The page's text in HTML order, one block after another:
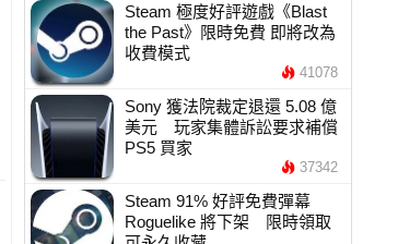
Steam 極度好評遊戲《Blast
the Past》限時免費 即將改為
收費模式
41078
Sony 獲法院裁定退還 5.08 億
美元 玩家集體訴訟要求補償
PS5 買家
37342
Steam 91% 好評免費彈幕
Roguelike 將下架 限時領取